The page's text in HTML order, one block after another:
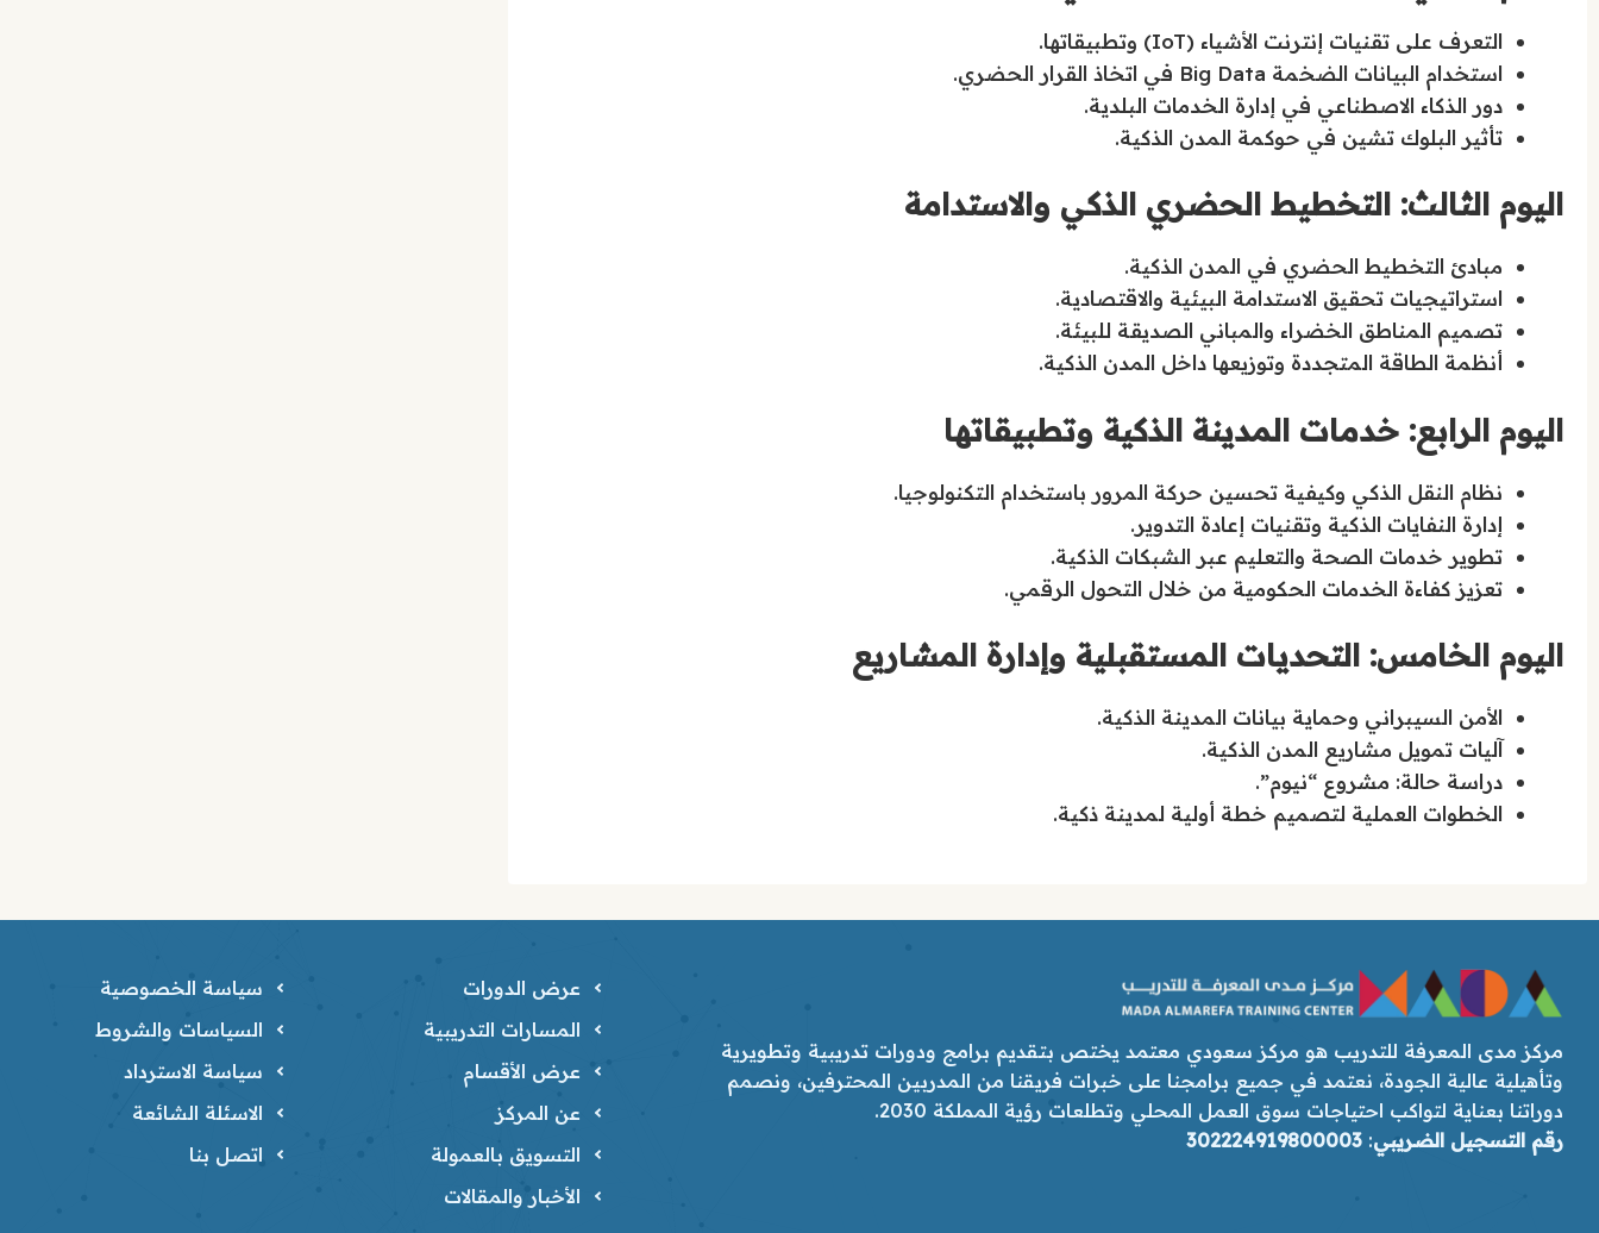
التعرف على تقنيات إنترنت الأشياء (IoT) وتطبيقاتها.
استخدام البيانات الضخمة Big Data في اتخاذ القرار الحضري.
دور الذكاء الاصطناعي في إدارة الخدمات البلدية.
تأثير البلوك تشين في حوكمة المدن الذكية.
اليوم الثالث: التخطيط الحضري الذكي والاستدامة
مبادئ التخطيط الحضري في المدن الذكية.
استراتيجيات تحقيق الاستدامة البيئية والاقتصادية.
تصميم المناطق الخضراء والمباني الصديقة للبيئة.
أنظمة الطاقة المتجددة وتوزيعها داخل المدن الذكية.
اليوم الرابع: خدمات المدينة الذكية وتطبيقاتها
نظام النقل الذكي وكيفية تحسين حركة المرور باستخدام التكنولوجيا.
إدارة النفايات الذكية وتقنيات إعادة التدوير.
تطوير خدمات الصحة والتعليم عبر الشبكات الذكية.
تعزيز كفاءة الخدمات الحكومية من خلال التحول الرقمي.
اليوم الخامس: التحديات المستقبلية وإدارة المشاريع
الأمن السيبراني وحماية بيانات المدينة الذكية.
آليات تمويل مشاريع المدن الذكية.
دراسة حالة: مشروع “نيوم”.
الخطوات العملية لتصميم خطة أولية لمدينة ذكية.
مركز مدى المعرفة للتدريب هو مركز سعودي معتمد يختص بتقديم برامج ودورات تدريبية وتطويرية
وتأهيلية عالية الجودة، نعتمد في جميع برامجنا على خبرات فريقنا من المدربين المحترفين، ونصمم
دوراتنا بعناية لتواكب احتياجات سوق العمل المحلي وتطلعات رؤية المملكة 2030.
رقم التسجيل الضريبي:
302224919800003
عرض الدورات
المسارات التدريبية
عرض الأقسام
عن المركز
التسويق بالعمولة
الأخبار والمقالات
سياسة الخصوصية
السياسات والشروط
سياسة الاسترداد
الاسئلة الشائعة
اتصل بنا